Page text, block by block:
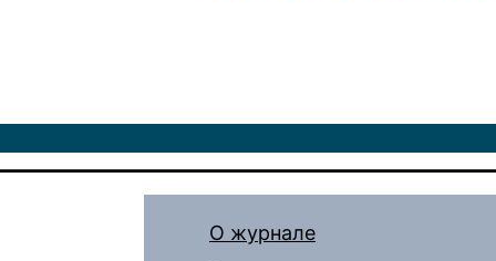
О журнале